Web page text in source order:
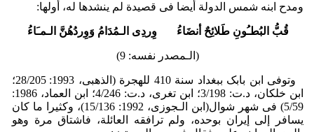
ومدح ابنه شمس الدولة أیضا فی قصیدة لم ینشدها له، أولها:
قُبُّ البُطـُونِ طَلائِحٌ أنضَاءُ وِردِی الـمُدَامُ وَوِردُهُنَّ الـمـَاءُ
(الـمصدر نفسه: 9)
وتوفی ابن بابک ببغداد سنة 410 للهجرة (الذهبی، 1993: 28/205؛
ابن خلکان، د.ت: 3/198؛ ابن تغری، د.ت: 4/246؛ ابن العماد، 1986:
5/59) فی شهر شوال(ابن الـجوزی، 1992: ‏15/136)، وکثیرا ما کان
یسافر إلى إیران بوحده، ولم ترافقه العائلة، فاشتاق مرة وهو